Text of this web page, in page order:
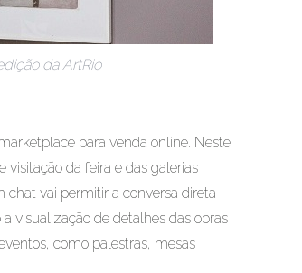
da ArtRio
para venda online. Neste
da feira e das galerias
chat vai permitir a conversa direta
visualização de detalhes das obras
como palestras, mesas